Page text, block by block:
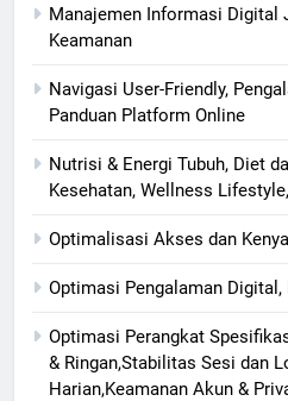
Manajemen Informasi Digital
Keamanan
Navigasi User-Friendly,
Panduan Platform Online
Nutrisi & Energi Tubuh, Diet
Kesehatan, Wellness
Optimalisasi Akses dan
Optimasi Pengalaman Digital,
Optimasi Perangkat
& Ringan,Stabilitas Sesi dan
Harian,Keamanan Akun &